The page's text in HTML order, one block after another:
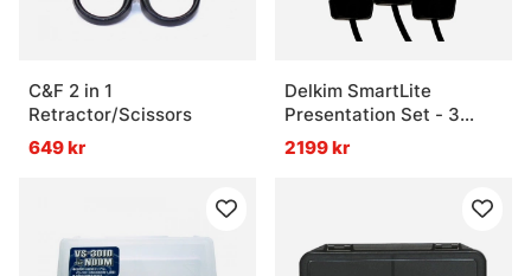
C&F 2 in 1
Retractor/Scissors
649 kr
Delkim SmartLite
Presentation Set - 3
pack
2199 kr